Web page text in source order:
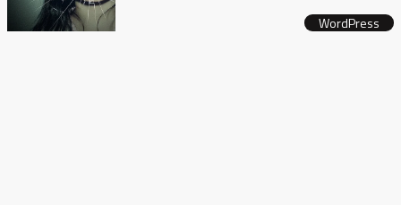
WordPress